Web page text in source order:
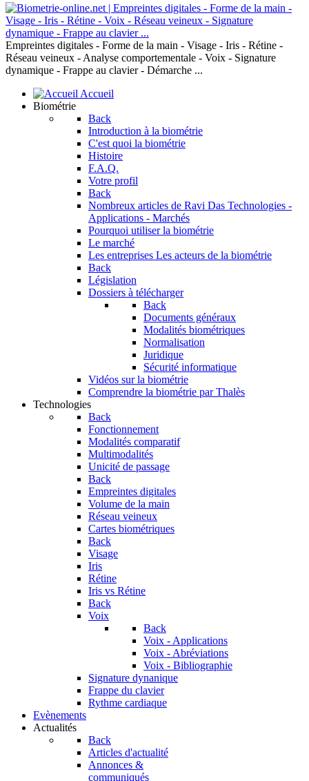
Empreintes digitales - Forme de la main - Visage - Iris - Rétine -
Réseau veineux - Analyse comportementale - Voix - Signature
dynamique - Frappe au clavier - Démarche ...
Accueil
Biométrie
Back
Introduction à la biométrie
C'est quoi la biométrie
Histoire
F.A.Q.
Votre profil
Back
Nombreux articles de Ravi Das Technologies -
Applications - Marchés
Pourquoi utiliser la biométrie
Le marché
Les entreprises Les acteurs de la biométrie
Back
Législation
Dossiers à télécharger
Back
Documents généraux
Modalités biométriques
Normalisation
Juridique
Sécurité informatique
Vidéos sur la biométrie
Comprendre la biométrie par Thalès
Technologies
Back
Fonctionnement
Modalités comparatif
Multimodalités
Unicité de passage
Back
Empreintes digitales
Volume de la main
Réseau veineux
Cartes biométriques
Back
Visage
Iris
Rétine
Iris vs Rétine
Back
Voix
Back
Voix - Applications
Voix - Abréviations
Voix - Bibliographie
Signature dynanique
Frappe du clavier
Rythme cardiaque
Evènements
Actualités
Back
Articles d'actualité
Annonces &
communiqués